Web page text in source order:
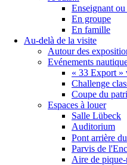
Enseignant
En groupe
En famille
Au-delà de la visite
Autour des
Evénements
« 33 Export »
Challenge
Coupe du
Espaces à louer
Salle Lübeck
Auditorium
Pont arrière du
Parvis de
Aire de